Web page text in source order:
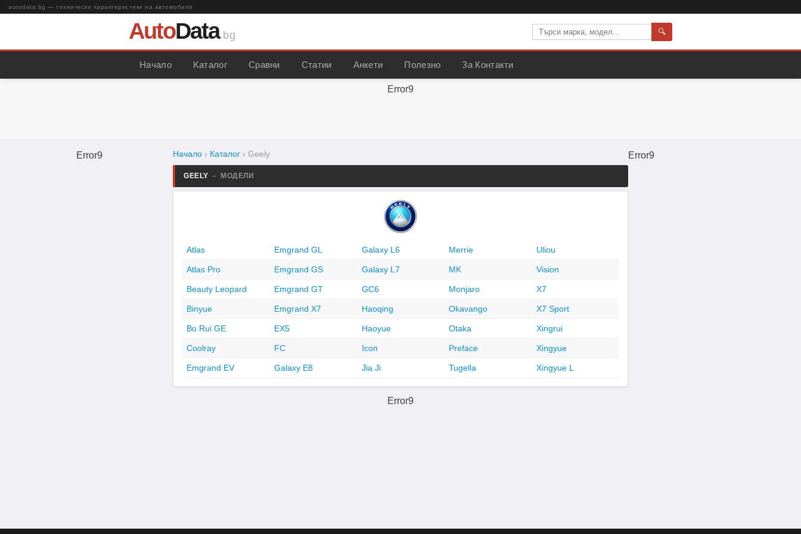
autodata.bg — технически характеристики на автомобили
AutoData.bg 🔍
Начало Kаталог Сравни Статии Анкети Полезно За Контакти
Error9
Error9 Начало › Каталог › Geely
GEELY – МОДЕЛИ
Atlas
Atlas Pro
Beauty Leopard
Binyue
Bo Rui GE
Coolray
Emgrand EV
Emgrand GL
Emgrand GS
Emgrand GT
Emgrand X7
EX5
FC
Galaxy E8
Galaxy L6
Galaxy L7
GC6
Haoqing
Haoyue
Icon
Jia Ji
Merrie
MK
Monjaro
Okavango
Otaka
Preface
Tugella
Uliou
Vision
X7
X7 Sport
Xingrui
Xingyue
Xingyue L
Error9
Error9